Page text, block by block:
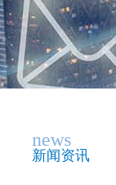
news
新闻资讯